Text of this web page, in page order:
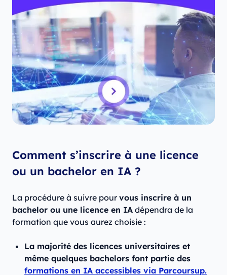
Comment s’inscrire à une licence
ou un bachelor en IA ?
La procédure à suivre pourvous inscrire à un
bachelor ou une licence en IA dépendra de la
formation que vous aurez choisie :
La majorité des licences universitaires et
même quelques bachelors font partie des
formations en IA accessibles via Parcoursup.